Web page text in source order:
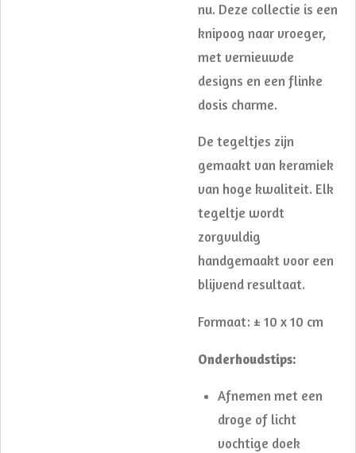
nu. Deze collectie is een
knipoog naar vroeger,
met vernieuwde
designs en een flinke
dosis charme.
De tegeltjes zijn
gemaakt van keramiek
van hoge kwaliteit. Elk
tegeltje wordt
zorgvuldig
handgemaakt voor een
blijvend resultaat.
Formaat: ± 10 x 10 cm
Onderhoudstips:
Afnemen met een
droge of licht
vochtige doek